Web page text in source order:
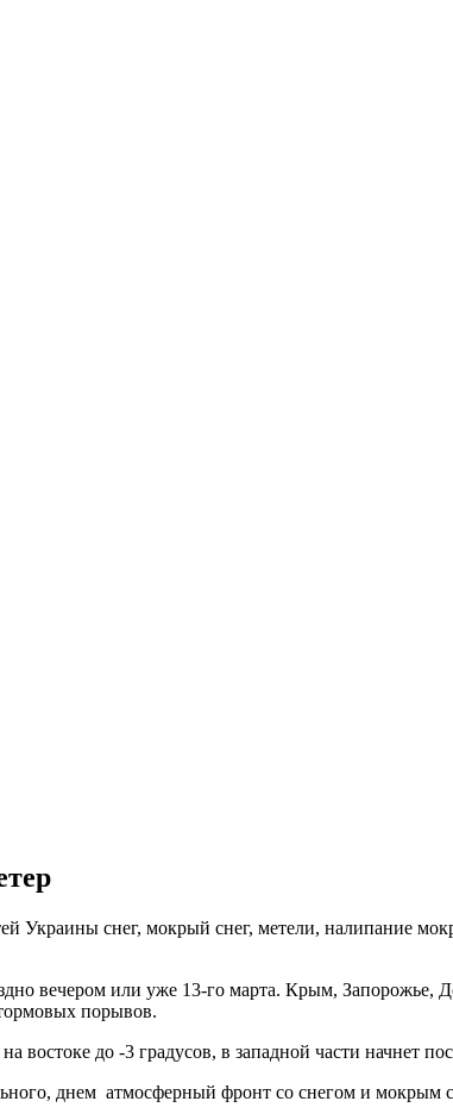
Украины снег, мокрый снег, метели, налипание
вечером или уже 13-го марта. Крым, Запорожье,
порывов.
востоке до -3 градусов, в западной части начнет
днем ​​ атмосферный фронт со снегом и мокрым